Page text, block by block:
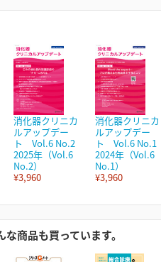
消化器クリニカ
ルアップデー
ト Vol.6 No.2
2025年（Vol.6
No.2）
¥3,960
消化器クリニカ
ルアップデー
ト Vol.6 No.1
2024年（Vol.6
No.1）
¥3,960
商品も買っています。